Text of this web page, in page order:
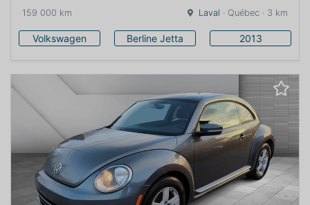
159 000 km Laval · Québec · 3 km
Volkswagen Berline Jetta 2013